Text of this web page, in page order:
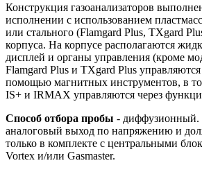
Конструкция газоанализаторов
исполнении с использованием
или стального (Flamgard Plus, TXgard
корпуса. На корпусе располагаются
дисплей и органы управления (кроме
Flamgard Plus и TXgard Plus управляются
помощью магнитных инструментов, в
IS+ и IRMAX управляются через
Способ отбора пробы - диффузионный.
аналоговый выход по напряжению и
только в комплекте с центральными
Vortex и/или Gasmaster.